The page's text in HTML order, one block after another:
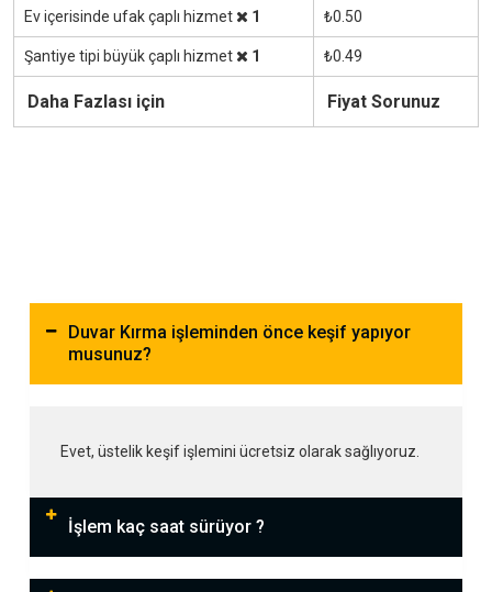
Ev içerisinde ufak çaplı hizmet 1 ₺0.50
Şantiye tipi büyük çaplı hizmet 1 ₺0.49
Daha Fazlası için Fiyat Sorunuz
Duvar Kırma işleminden önce keşif yapıyor
musunuz?
Evet, üstelik keşif işlemini ücretsiz olarak sağlıyoruz.
İşlem kaç saat sürüyor ?